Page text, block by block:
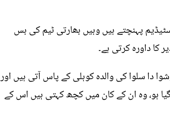
پہنچتے ہیں وہیں بھارتی ٹیم کی بس
داورہ کرتی ہے۔
دا سلوا کی والدہ کوہلی کے پاس آتی ہیں اور
ہو، وہ ان کے کان میں کچھ کہتی ہیں اس کے